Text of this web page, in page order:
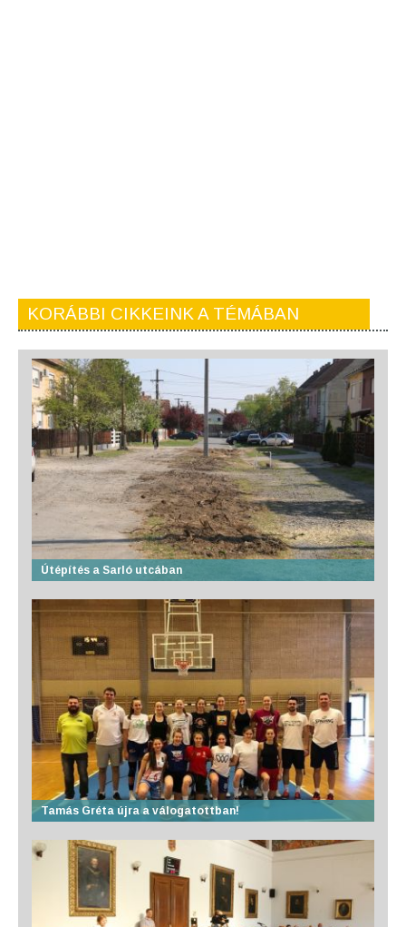
KORÁBBI CIKKEINK A TÉMÁBAN
Útépítés a Sarló utcában
Tamás Gréta újra a válogatottban!